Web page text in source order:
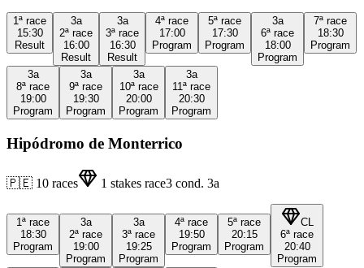
1ª race
15:30
Result
3a
2ª race
16:00
Result
3a
3ª race
16:30
Result
4ª race
17:00
Program
5ª race
17:30
Program
3a
6ª race
18:00
Program
7ª race
18:30
Program
3a
8ª race
19:00
Program
3a
9ª race
19:30
Program
3a
10ª race
20:00
Program
3a
11ª race
20:30
Program
Hipódromo de Monterrico
🇵🇪 10 races 1 stakes race3 cond. 3a
1ª race
18:30
Program
3a
2ª race
19:00
Program
3a
3ª race
19:25
Program
4ª race
19:50
Program
5ª race
20:15
Program
CL
6ª race
20:40
Program